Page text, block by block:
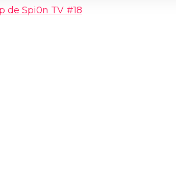
de Spi0n TV #18